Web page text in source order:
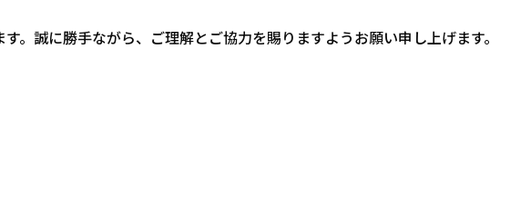
誠に勝手ながら、ご理解とご協力を賜りますようお願い申し上げます。